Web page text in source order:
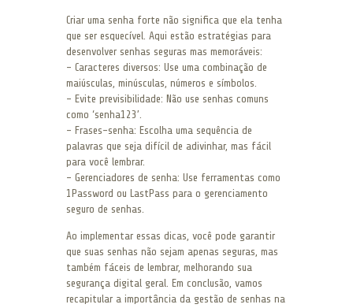
Criar uma senha forte não significa que ela tenha
que ser esquecível. Aqui estão estratégias para
desenvolver senhas seguras mas memoráveis:
– Caracteres diversos: Use uma combinação de
maiúsculas, minúsculas, números e símbolos.
– Evite previsibilidade: Não use senhas comuns
como ‘senha123’.
– Frases-senha: Escolha uma sequência de
palavras que seja difícil de adivinhar, mas fácil
para você lembrar.
– Gerenciadores de senha: Use ferramentas como
1Password ou LastPass para o gerenciamento
seguro de senhas.
Ao implementar essas dicas, você pode garantir
que suas senhas não sejam apenas seguras, mas
também fáceis de lembrar, melhorando sua
segurança digital geral. Em conclusão, vamos
recapitular a importância da gestão de senhas na